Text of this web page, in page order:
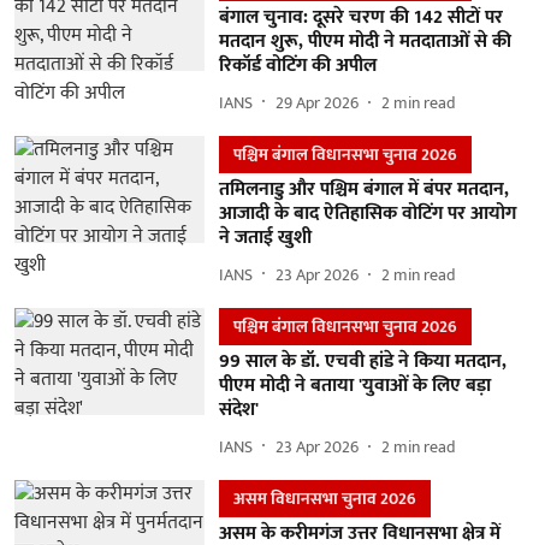
बंगाल चुनाव: दूसरे चरण की 142 सीटों पर
मतदान शुरू, पीएम मोदी ने मतदाताओं से की
रिकॉर्ड वोटिंग की अपील
IANS 29 Apr 2026 2min read
पश्चिम बंगाल विधानसभा चुनाव 2026
तमिलनाडु और पश्चिम बंगाल में बंपर मतदान,
आजादी के बाद ऐतिहासिक वोटिंग पर आयोग
ने जताई खुशी
IANS 23 Apr 2026 2min read
पश्चिम बंगाल विधानसभा चुनाव 2026
99 साल के डॉ. एचवी हांडे ने किया मतदान,
पीएम मोदी ने बताया 'युवाओं के लिए बड़ा
संदेश'
IANS 23 Apr 2026 2min read
असम विधानसभा चुनाव 2026
असम के करीमगंज उत्तर विधानसभा क्षेत्र में